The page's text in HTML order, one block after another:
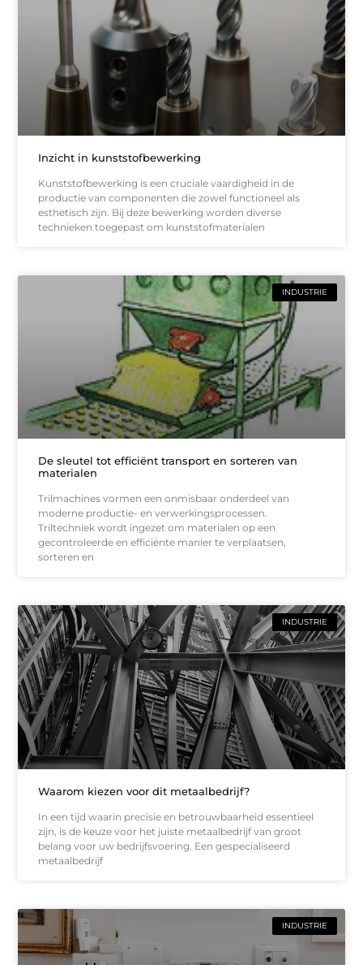
Inzicht in kunststofbewerking
Kunststofbewerking is een cruciale vaardigheid in de
productie van componenten die zowel functioneel als
esthetisch zijn. Bij deze bewerking worden diverse
technieken toegepast om kunststofmaterialen
INDUSTRIE
De sleutel tot efficiënt transport en sorteren van
materialen
Trilmachines vormen een onmisbaar onderdeel van
moderne productie- en verwerkingsprocessen.
Triltechniek wordt ingezet om materialen op een
gecontroleerde en efficiënte manier te verplaatsen,
sorteren en
INDUSTRIE
Waarom kiezen voor dit metaalbedrijf?
In een tijd waarin precisie en betrouwbaarheid essentieel
zijn, is de keuze voor het juiste metaalbedrijf van groot
belang voor uw bedrijfsvoering. Een gespecialiseerd
metaalbedrijf
INDUSTRIE